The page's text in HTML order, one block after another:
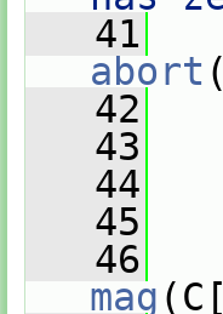
   41
abort
   42
   43
   44
   45
   46
mag